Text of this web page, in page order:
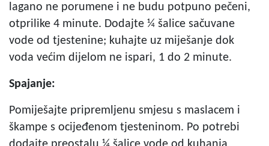
lagano ne porumene i ne budu potpuno pečeni,
otprilike 4 minute. Dodajte ¼ šalice sačuvane
vode od tjestenine; kuhajte uz miješanje dok
voda većim dijelom ne ispari, 1 do 2 minute.
Spajanje:
Pomiješajte pripremljenu smjesu s maslacem i
škampe s ocijeđenom tjesteninom. Po potrebi